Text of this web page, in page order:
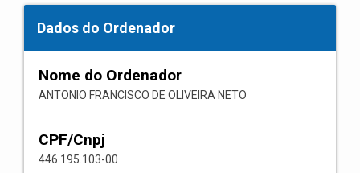
Dados do Ordenador
Nome do Ordenador
ANTONIO FRANCISCO DE OLIVEIRA NETO
CPF/Cnpj
446.195.103-00